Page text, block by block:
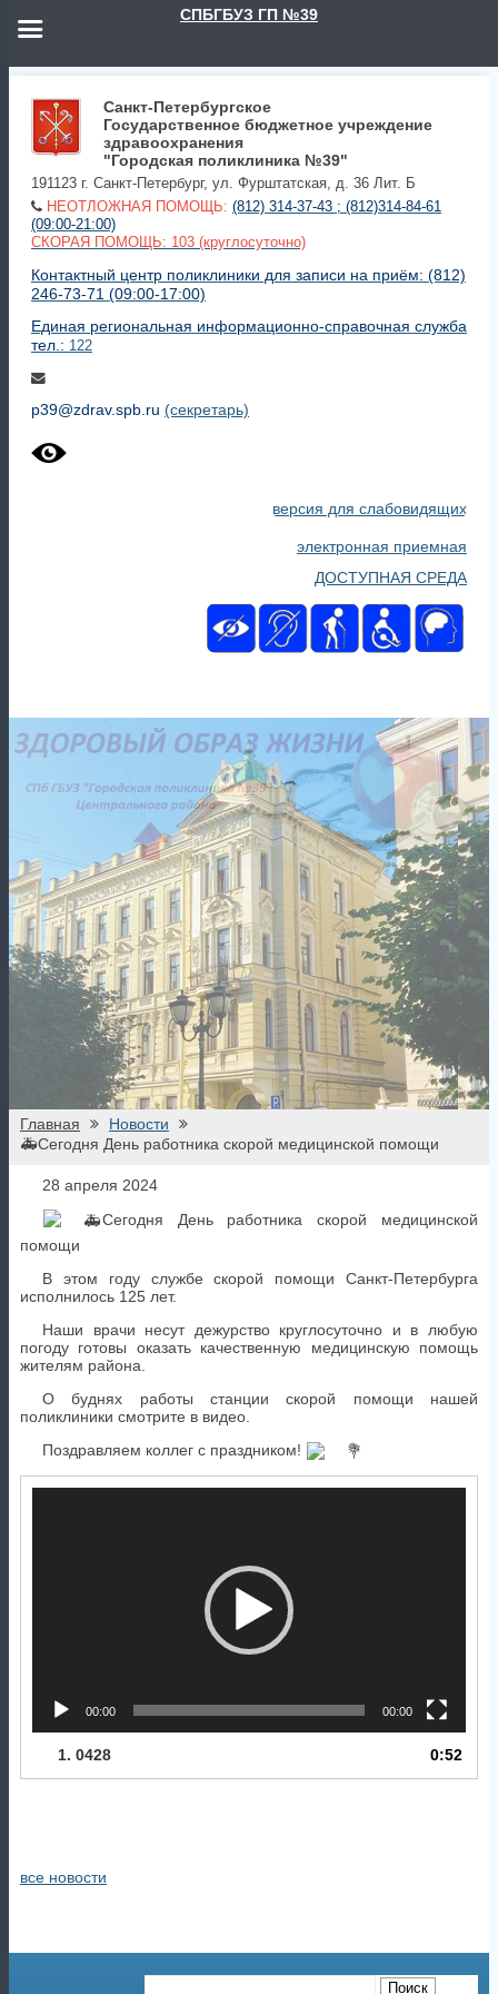
Санкт-Петербургское
Государственное бюджетное учреждение
здравоохранения
"Городская поликлиника №39"
191123 г. Санкт-Петербург, ул. Фурштатская, д. 36 Лит. Б
НЕОТЛОЖНАЯ ПОМОЩЬ: (812) 314-37-43 ; (812)314-84-61
(09:00-21:00)
СКОРАЯ ПОМОЩЬ: 103 (круглосуточно)
Контактный центр поликлиники для записи на приём: (812)
246-73-71 (09:00-17:00)
Единая региональная информационно-справочная служба
тел.: 122
p39@zdrav.spb.ru (секретарь)
версия для слабовидящих
электронная приемная
ДОСТУПНАЯ СРЕДА
Главная
Новости
🚑Сегодня День работника скорой медицинской помощи
28 апреля 2024
Сегодня День работника скорой медицинской
В этом году службе скорой помощи Санкт-Петербурга
исполнилось 125 лет.
Наши врачи несут дежурство круглосуточно и в любую
погоду готовы оказать качественную медицинскую помощь
жителям района.
О буднях работы станции скорой помощи нашей
поликлиники смотрите в видео.
Поздравляем коллег с праздником!
При перепечатке материалов ссылка
2026
СПБГБУЗ ГП №39